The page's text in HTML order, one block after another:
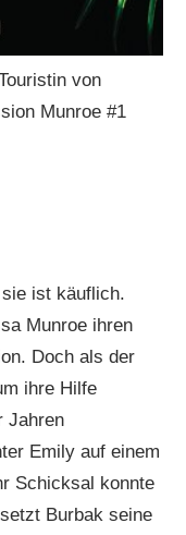
von
Munroe #1
ist käuflich.
Munroe ihren
Doch als der
ihre Hilfe
Jahren
Emily auf einem
Schicksal konnte
Burbak seine